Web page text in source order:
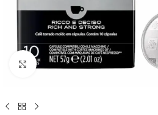
Cliquez pour agrandir